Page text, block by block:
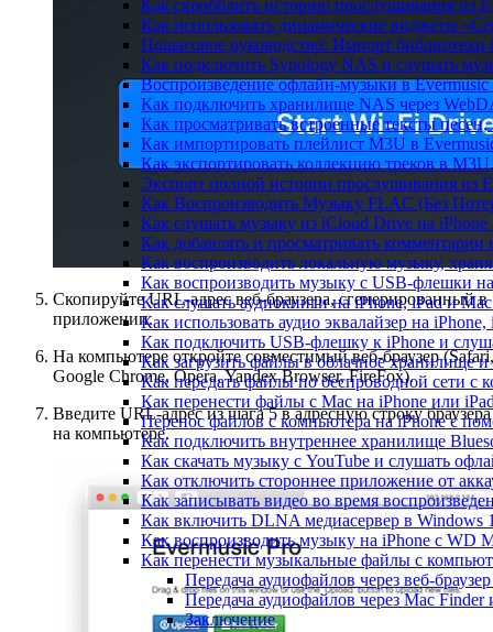
Как скробблить историю прослушивания из
Как использовать динамические виджеты
Пошаговое руководство: Импорт библиотеки
Как подключить Synology NAS и слушать
Воспроизведение офлайн-музыки в
Как подключить хранилище NAS через
Как просматривать встроенные тексты
Как импортировать плейлист M3U в
Как экспортировать коллекцию треков в
Экспорт полной истории прослушивания из
Как Воспроизводить Музыку FLAC (Без
Как слушать музыку из iCloud Drive на
Как добавлять и просматривать
Как воспроизводить локальную музыку,
Как воспроизводить музыку с USB-флешки
Как слушать аудиокниги на iPhone, iPad и
Как использовать аудио эквалайзер на
Как подключить USB-флешку к iPhone и
Как загрузить файлы в облачное хранилище
Как передать файлы по беспроводной сети
Как перенести файлы с Mac на iPhone или
Перенос файлов с компьютера на iPhone с
Как подключить внутреннее хранилище
Как скачать музыку с YouTube и слушать
Как отключить стороннее приложение от
Как записывать видео во время
Как включить DLNA медиасервер в Windows
Как воспроизводить музыку на iPhone с WD
Как перенести музыкальные файлы с
Передача аудиофайлов через веб-
Передача аудиофайлов через Mac
Заключение
Скопируйте URL-адрес веб-браузера, сгенерированный в
приложении.
На компьютере откройте совместимый веб-браузер (Safari,
Google Chrome, Opera, Yandex Browser, FireFox).
Введите URL-адрес из шага 5 в адресную строку браузера
на компьютере.